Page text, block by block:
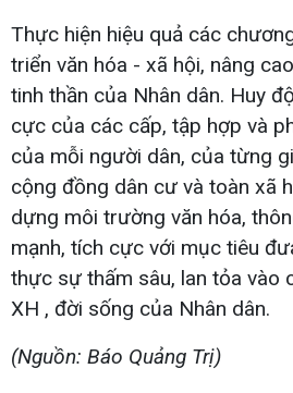
Thực hiện hiệu quả các
triển văn hóa - xã hội, nâng
tinh thần của Nhân dân. Huy
cực của các cấp, tập hợp và
của mỗi người dân, của từng
cộng đồng dân cư và toàn xã
dựng môi trường văn hóa,
mạnh, tích cực với mục tiêu
thực sự thấm sâu, lan tỏa vào
XH , đời sống của Nhân dân.
(Nguồn: Báo Quảng Trị)